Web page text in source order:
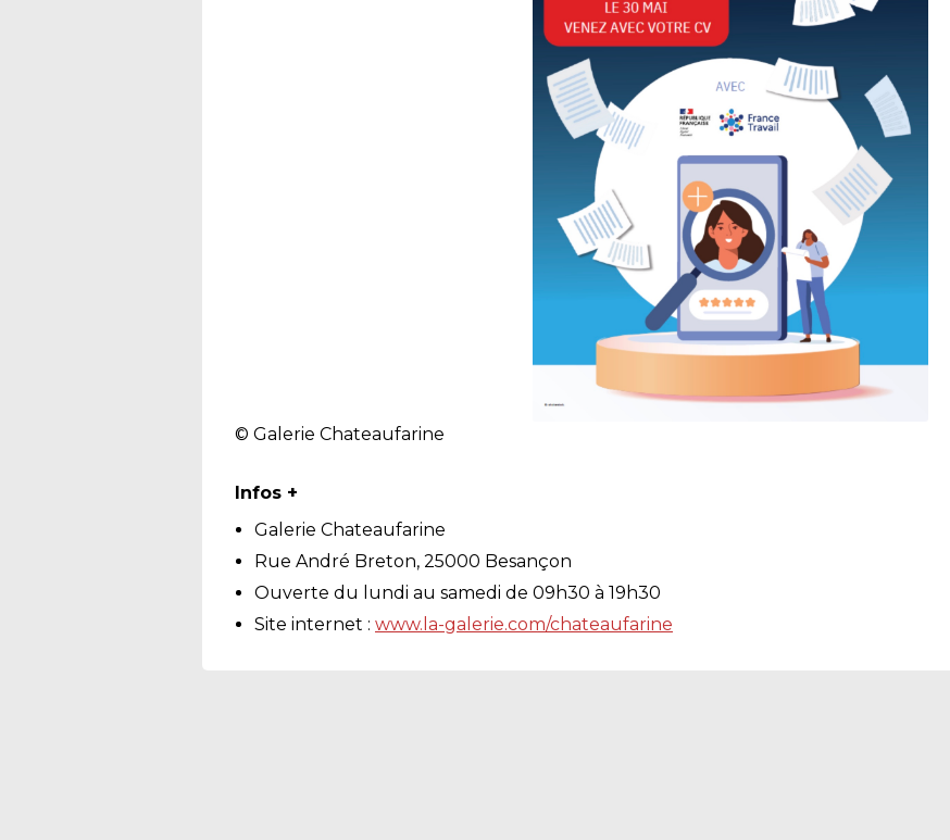
© Galerie Chateaufarine
Infos +
Galerie Chateaufarine
Rue André Breton, 25000 Besançon
Ouverte du lundi au samedi de 09h30 à 19h30
Site internet : www.la-galerie.com/chateaufarine